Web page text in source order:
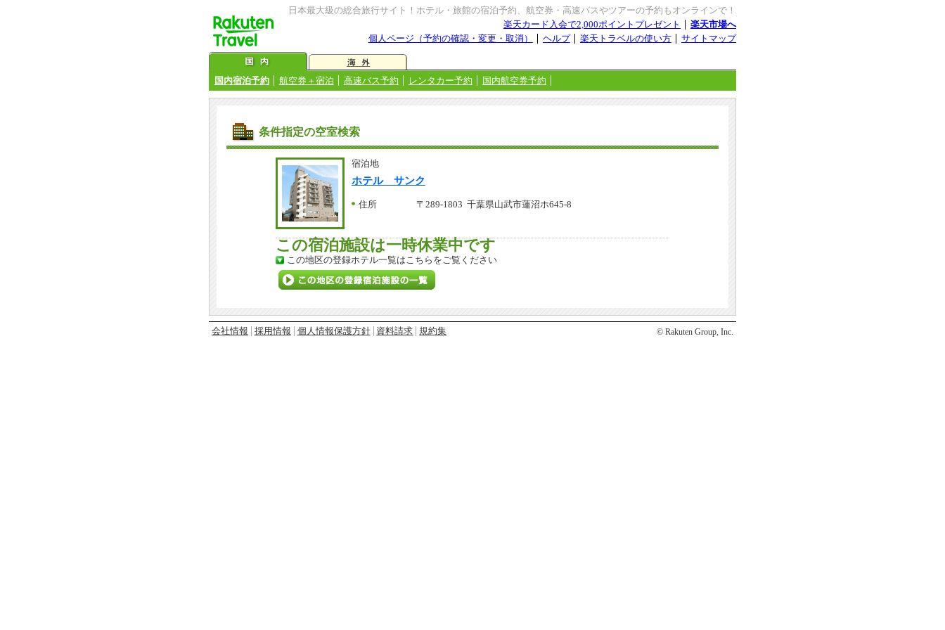
日本最大級の総合旅行サイト！ホテル・旅館の宿泊予約、航空券・高速バスやツアーの予約もオンラインで！
楽天カード入会で2,000ポイントプレゼント
楽天市場へ
個人ページ（予約の確認・変更・取消）
ヘルプ 楽天トラベルの使い方 サイトマップ
国内宿泊予約 航空券＋宿泊 高速バス予約 レンタカー予約 国内航空券予約
条件指定の空室検索
宿泊地
ホテル サンク
住所 〒289-1803 千葉県山武市蓮沼ホ645-8
この宿泊施設は一時休業中です
この地区の登録ホテル一覧はこちらをご覧ください
会社情報 採用情報 個人情報保護方針 資料請求 規約集 © Rakuten Group, Inc.